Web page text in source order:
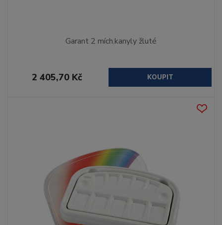
Garant 2 mích.kanyly žluté
2 405,70 Kč KOUPIT